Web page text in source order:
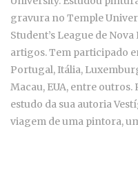
gravura no Temple
Student’s League de
artigos. Tem participado
Portugal, Itália,
Macau, EUA, entre
estudo da sua autoria
viagem de uma pintora,